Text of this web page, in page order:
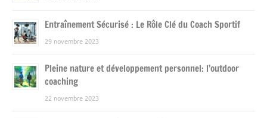
Entraînement Sécurisé : Le Rôle Clé du Coach Sportif
29 novembre 2023
Pleine nature et développement personnel: l’outdoor
coaching
22 novembre 2023